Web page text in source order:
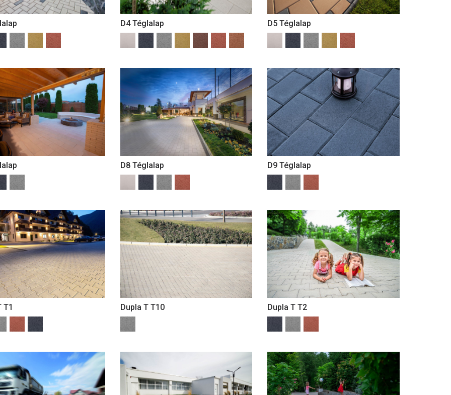
D4 Téglalap D5 Téglalap
D8 Téglalap D9 Téglalap
T1 Dupla T T10 Dupla T T2